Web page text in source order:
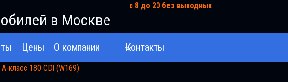
в Москве
с 8 до 20 без выходных
Цены О компании Контакты
класс 180 CDI (W169)